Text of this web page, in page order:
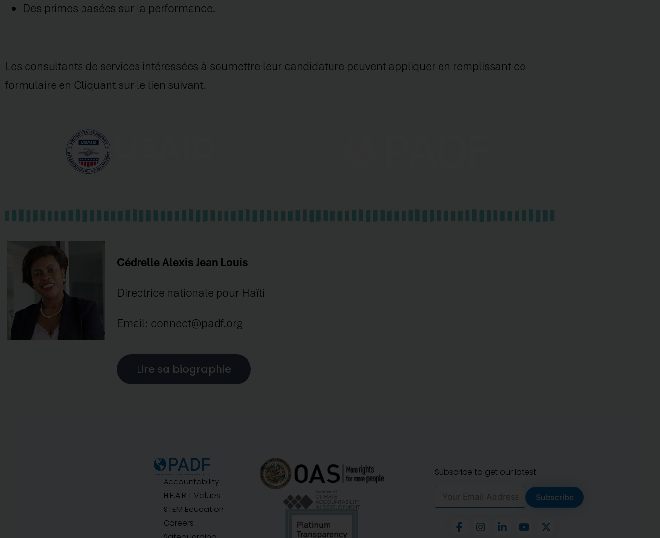
Des primes basées sur la performance.
Les consultants de services intéressées à soumettre leur candidature peuvent appliquer en remplissant ce
formulaire en Cliquant sur le lien suivant.
Cédrelle Alexis Jean Louis
Directrice nationale pour Haïti
Email: connect@padf.org
Lire sa biographie
Accountability
H.E.A.R.T Values
STEM Education
Careers
Subscribe to get our latest
Subscribe